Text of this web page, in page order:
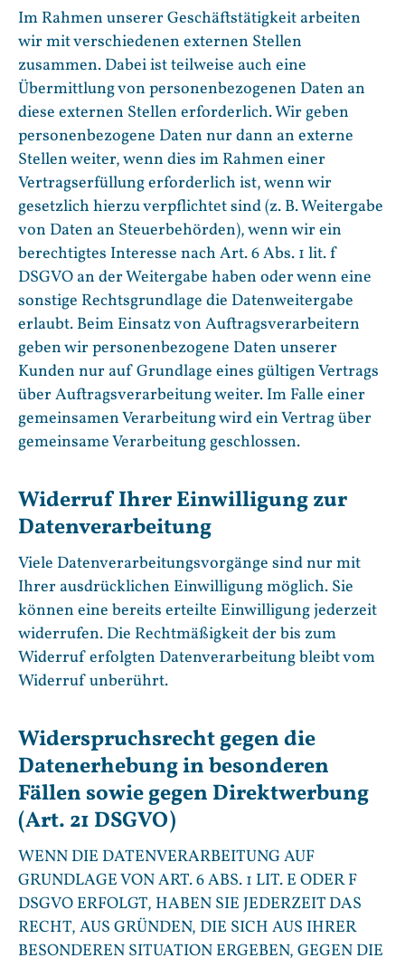
Im Rahmen unserer Geschäftstätigkeit arbeiten
wir mit verschiedenen externen Stellen
zusammen. Dabei ist teilweise auch eine
Übermittlung von personenbezogenen Daten an
diese externen Stellen erforderlich. Wir geben
personenbezogene Daten nur dann an externe
Stellen weiter, wenn dies im Rahmen einer
Vertragserfüllung erforderlich ist, wenn wir
gesetzlich hierzu verpflichtet sind (z. B. Weitergabe
von Daten an Steuerbehörden), wenn wir ein
berechtigtes Interesse nach Art. 6 Abs. 1 lit. f
DSGVO an der Weitergabe haben oder wenn eine
sonstige Rechtsgrundlage die Datenweitergabe
erlaubt. Beim Einsatz von Auftragsverarbeitern
geben wir personenbezogene Daten unserer
Kunden nur auf Grundlage eines gültigen Vertrags
über Auftragsverarbeitung weiter. Im Falle einer
gemeinsamen Verarbeitung wird ein Vertrag über
gemeinsame Verarbeitung geschlossen.
Widerruf Ihrer Einwilligung zur
Datenverarbeitung
Viele Datenverarbeitungsvorgänge sind nur mit
Ihrer ausdrücklichen Einwilligung möglich. Sie
können eine bereits erteilte Einwilligung jederzeit
widerrufen. Die Rechtmäßigkeit der bis zum
Widerruf erfolgten Datenverarbeitung bleibt vom
Widerruf unberührt.
Widerspruchsrecht gegen die
Datenerhebung in besonderen
Fällen sowie gegen Direktwerbung
(Art. 21 DSGVO)
WENN DIE DATENVERARBEITUNG AUF
GRUNDLAGE VON ART. 6 ABS. 1 LIT. E ODER F
DSGVO ERFOLGT, HABEN SIE JEDERZEIT DAS
RECHT, AUS GRÜNDEN, DIE SICH AUS IHRER
BESONDEREN SITUATION ERGEBEN, GEGEN DIE